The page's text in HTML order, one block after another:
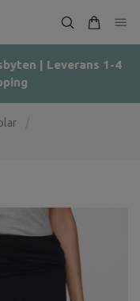
| Leverans 1-4